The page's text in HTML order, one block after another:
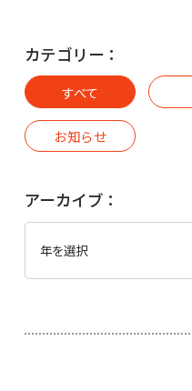
カテゴリー：
すべて
お知らせ
アーカイブ：